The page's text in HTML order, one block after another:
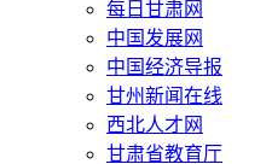
每日甘肃网
中国发展网
中国经济导报
甘州新闻在线
西北人才网
甘肃省教育厅